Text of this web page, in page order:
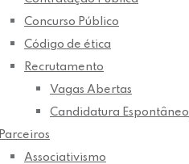
Concurso Público
Código de ética
Recrutamento
Vagas Abertas
Candidatura Espontâneo
Parceiros
Associativismo